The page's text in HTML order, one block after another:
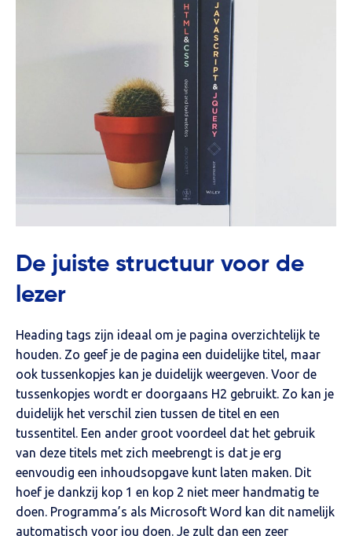
De juiste structuur voor de
lezer
Heading tags zijn ideaal om je pagina overzichtelijk te
houden. Zo geef je de pagina een duidelijke titel, maar
ook tussenkopjes kan je duidelijk weergeven. Voor de
tussenkopjes wordt er doorgaans H2 gebruikt. Zo kan je
duidelijk het verschil zien tussen de titel en een
tussentitel. Een ander groot voordeel dat het gebruik
van deze titels met zich meebrengt is dat je erg
eenvoudig een inhoudsopgave kunt laten maken. Dit
hoef je dankzij kop 1 en kop 2 niet meer handmatig te
doen. Programma’s als Microsoft Word kan dit namelijk
automatisch voor jou doen. Je zult dan een zeer